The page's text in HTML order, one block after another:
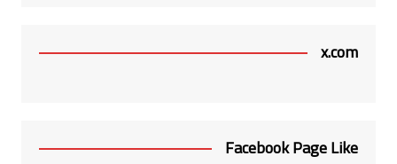
x.com
Facebook Page Like